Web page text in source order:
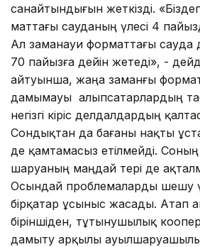
санайтындығын жеткізді.
маттағы сауданың үлесі 4
Ал заманауи форматтағы сау­да
70 пайызға дейін же­теді», -
айтуынша, жаңа заманғы
дамымауы алыпсатарлардың
негізгі кіріс делдалдардың
Сондықтан да бағаны нақты
де қамтамасыз етілмейді.
шаруаның маңдай тері де
Осындай проблемаларды шешу
бірқатар ұсыныс жасады. Атап
біріншіден, тұтынушы­лық
дамыту арқылы